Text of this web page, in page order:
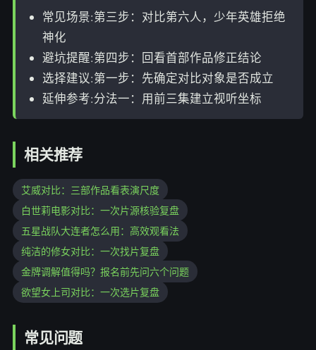
常见场景:第三步：对比第六人，少年英雄拒绝
神化
避坑提醒:第四步：回看首部作品修正结论
选择建议:第一步：先确定对比对象是否成立
延伸参考:分法一：用前三集建立视听坐标
相关推荐
艾威对比：三部作品看表演尺度
白世莉电影对比：一次片源核验复盘
五星战队大连者怎么用：高效观看法
纯洁的修女对比：一次找片复盘
金牌调解值得吗？报名前先问六个问题
欲望女上司对比：一次选片复盘
常见问题